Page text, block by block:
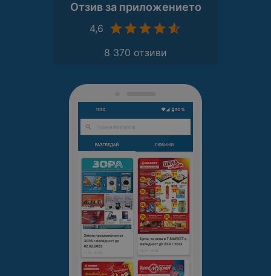
Отзив за приложението
4,6
8 370 отзиви